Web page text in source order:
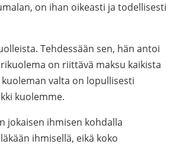
on ihan oikeasti ja todellisesti
Tehdessään sen, hän antoi
on riittävä maksu kaikista
valta on lopullisesti
kuolemme.
jokaisen ihmisen kohdalla
ihmisellä, eikä koko